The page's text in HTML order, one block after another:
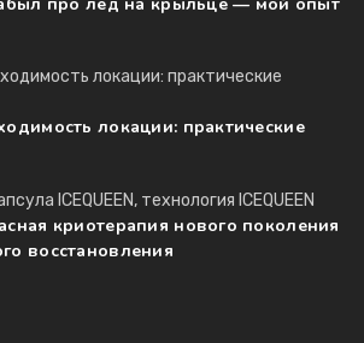
локации: практические
криотерапия нового поколения
восстановления